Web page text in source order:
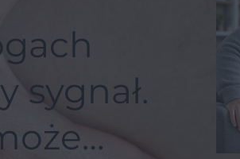
sygnał.